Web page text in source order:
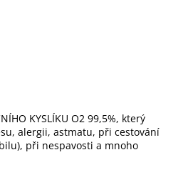
KYSLÍKU O2 99,5%, který
alergii, astmatu, při cestování
při nespavosti a mnoho